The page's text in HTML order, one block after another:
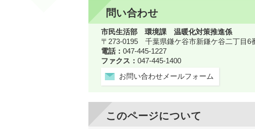
問い合わせ
市民生活部 環境課 温暖化対策推進係
〒273-0195 千葉県鎌ケ谷市新鎌ケ谷二丁目
電話： 047-445-1227
ファクス： 047-445-1400
お問い合わせメールフォーム
このページについて